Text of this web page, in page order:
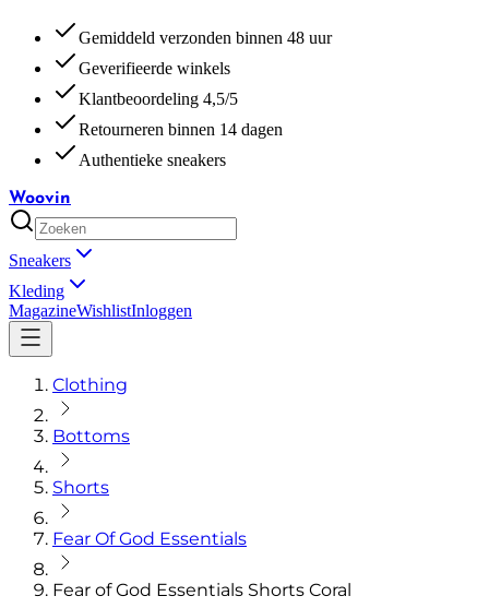
Gemiddeld verzonden binnen 48 uur
Geverifieerde winkels
Klantbeoordeling 4,5/5
Retourneren binnen 14 dagen
Authentieke sneakers
Woovin
Sneakers
Kleding
MagazineWishlistInloggen
Clothing
Bottoms
Shorts
Fear Of God Essentials
Fear of God Essentials Shorts Coral